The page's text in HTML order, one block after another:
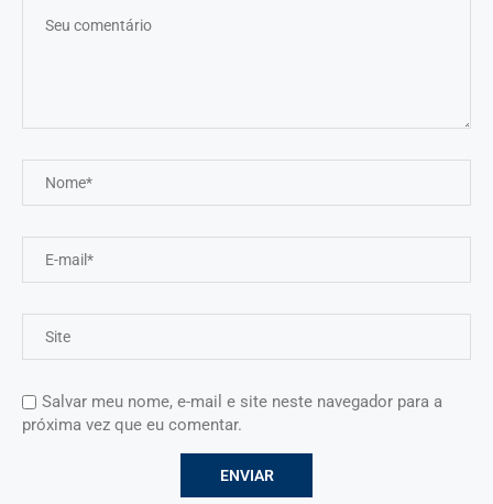
Salvar meu nome, e-mail e site neste navegador para a
próxima vez que eu comentar.